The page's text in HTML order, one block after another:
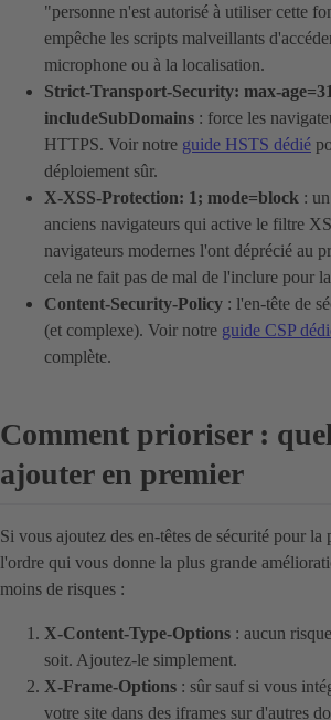
"personne n'est autorisé à utiliser cette
empêche les scripts malveillants
microphone ou à la localisation.
Strict-Transport-Security: max-
includeSubDomains : force les
HTTPS. Voir notre guide HSTS dédié
déploiement sûr.
X-XSS-Protection: 1; mode=block :
anciens navigateurs qui active le filtre
navigateurs modernes l'ont déprécié au
cela ne fait pas de mal de l'inclure pour
Content-Security-Policy : l'en-tête de
(et complexe). Voir notre guide CSP
complète.
Comment prioriser :
ajouter en premier
Si vous ajoutez des en-têtes de sécurité pour
l'ordre qui vous donne la plus grande
moins de risques :
X-Content-Type-Options : aucun
soit. Ajoutez-le simplement.
X-Frame-Options : sûr sauf si vous
votre site dans des iframes sur d'autres